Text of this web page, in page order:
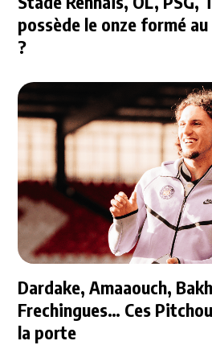
possède le onze formé
?
Dardake, Amaaouch,
Frechingues… Ces
la porte